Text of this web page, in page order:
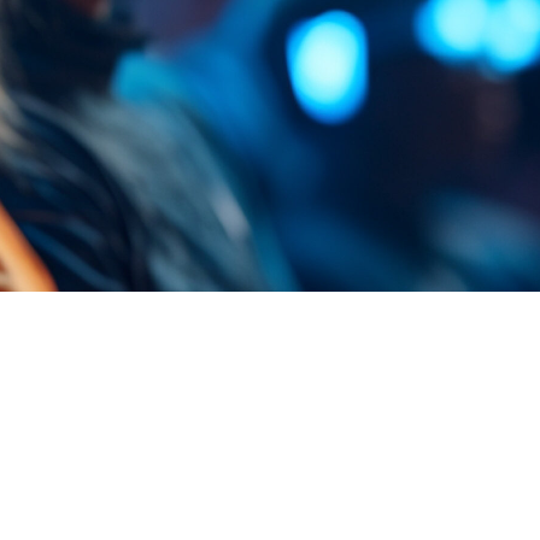
Wirtschaftspolitische Agenda
FAQ Zertifizierung